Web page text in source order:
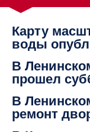
Карту
воды
В
прошел
В
ремонт